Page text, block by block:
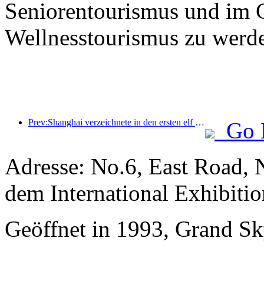
Seniorentourismus und im
Wellnesstourismus zu
Prev:Shanghai verzeichnete in den ersten elf Monaten des Jahres 8,282 Millionen ankommende Touristen und übertraf damit die anfänglichen Erwartungen.
Go
Adresse: No.6, East
dem International
Geöffnet in 1993, Grand